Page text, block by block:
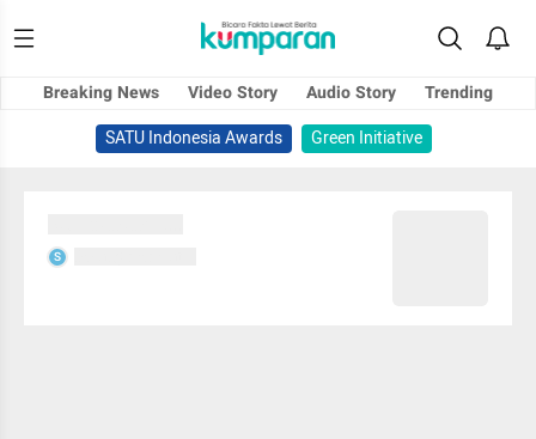
Breaking News Video Story Audio Story
Trending
SATU Indonesia Awards
Green Initiative
S